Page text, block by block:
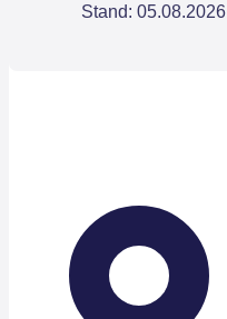
Stand: 05.08.2026